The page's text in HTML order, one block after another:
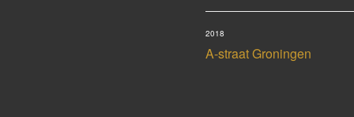
A-straat Groningen
2018